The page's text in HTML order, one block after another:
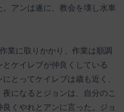
アンは遂に、教会を壊し水車
業に取りかかり、作業は順調
ケイレブが仲良くしている
とってケイレブは歳も近く、
になるとジョンは、自分のこ
くやれとアンに言った。ジョ